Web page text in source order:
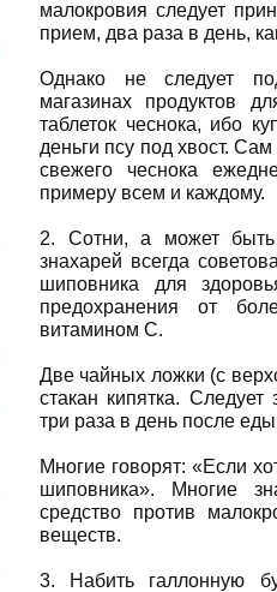
малокровия следует
прием, два раза в день,
Однако не следует
магазинах продуктов
таблеток чеснока, ибо
деньги псу под хвост.
свежего чеснока
примеру всем и каждому.
2. Сотни, а может быть
знахарей всегда
шиповника для
предохранения от
витамином С.
Две чайных ложки (с
стакан кипятка.
три раза в день после
Многие говорят: «Если
шиповника». Многие
средство против
веществ.
3. Набить галлонную